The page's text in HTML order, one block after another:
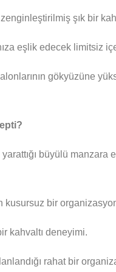
şık bir
eşlik edecek limitsiz
gökyüzüne
büyülü manzara
kusursuz bir
kahvaltı deneyimi.
rahat bir